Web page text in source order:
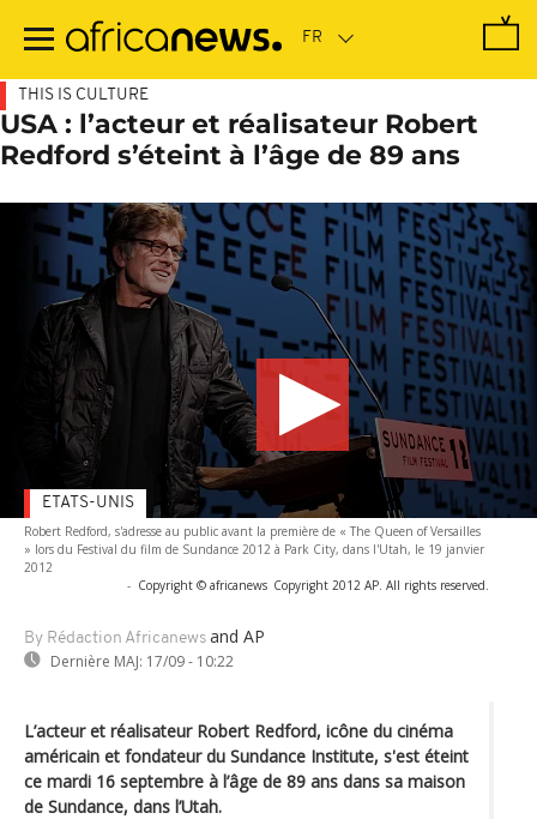
contenu
THIS IS CULTURE
USA : l’acteur et réalisateur Robert
Redford s’éteint à l’âge de 89 ans
Robert Redford, s'adresse au public avant la première de « The Queen of Versailles
» lors du Festival du film de Sundance 2012 à Park City, dans l'Utah, le 19 janvier
2012
- Copyright © africanews Copyright 2012 AP. All rights reserved.
By Rédaction Africanews and AP
Dernière MAJ: 17/09 - 10:22
ETATS-UNIS
L’acteur et réalisateur Robert Redford, icône du cinéma
américain et fondateur du Sundance Institute, s'est éteint
ce mardi 16 septembre à l’âge de 89 ans dans sa maison
de Sundance, dans l’Utah.